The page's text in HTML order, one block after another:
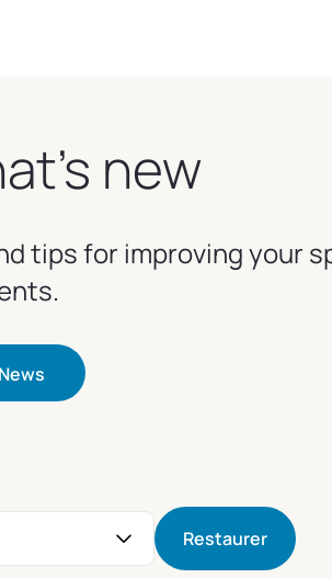
new
tips for improving your
News
Restaurer